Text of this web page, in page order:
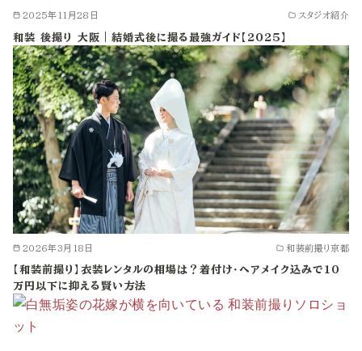
2025年11月28日 スタジオ紹介
和装 後撮り 大阪｜結婚式後に撮る最強ガイド【2025】
2026年3月18日 和装前撮り京都
【和装前撮り】衣装レンタルの相場は？着付け・ヘアメイク込みで10
万円以下に抑える賢い方法